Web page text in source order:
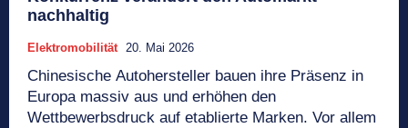
nachhaltig
Elektromobilität 20. Mai 2026
Chinesische Autohersteller bauen ihre Präsenz in
Europa massiv aus und erhöhen den
Wettbewerbsdruck auf etablierte Marken. Vor allem